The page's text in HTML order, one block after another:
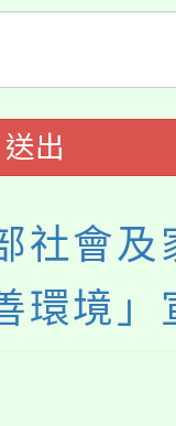
收入戶
可洽有
科技中
科技中
入校路
送出
社會及
環境」